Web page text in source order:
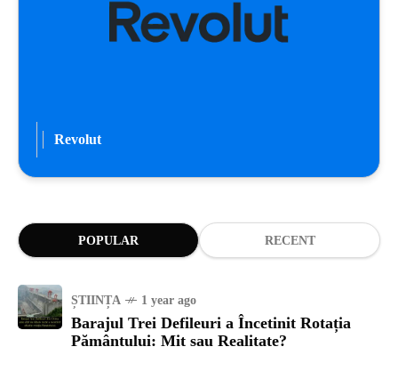
Revolut
POPULAR RECENT
ȘTIINȚA 1 year ago
Barajul Trei Defileuri a Încetinit Rotația
Pământului: Mit sau Realitate?